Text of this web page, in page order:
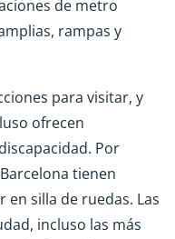
de metro
rampas y
para visitar, y
ofrecen
Por
tienen
en silla de ruedas. Las
incluso las más